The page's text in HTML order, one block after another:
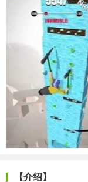
【介绍】